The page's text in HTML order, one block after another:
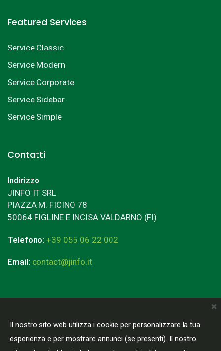
×
Il nostro sito web utilizza i cookie per personalizzare la tua
esperienza e per mostrare annunci (se presenti). Il nostro
Featured Services
Service Classic
Service Modern
Service Corporate
Service Sidebar
Service Simple
Contatti
Indirizzo
JINFO IT SRL
PIAZZA M. FICINO 78
50064 FIGLINE E INCISA VALDARNO (FI)
Telefono: +39 055 06 22 002
Email: contact@jinfo.it